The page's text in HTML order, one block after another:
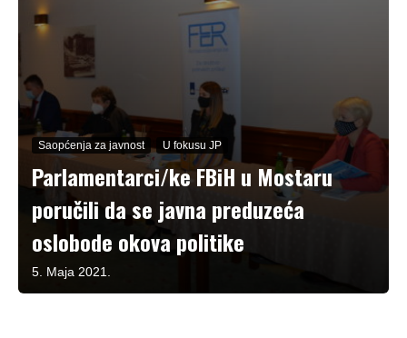
Saopćenja za javnost U fokusu JP
Parlamentarci/ke FBiH u Mostaru
poručili da se javna preduzeća
oslobode okova politike
5. Maja 2021.